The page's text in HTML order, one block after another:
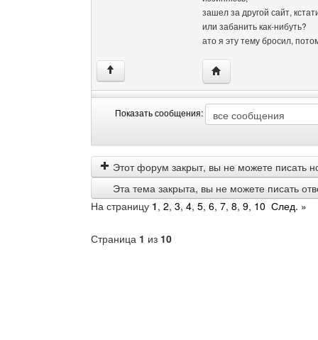
зашел за другой сайт,
или забанить как-нибуть?
ато я эту тему бросил,
↑ Посетить сайт
Показать сообщения:
сообщения
by
Этот форум закрыт, вы не можете писать
Эта тема закрыта, вы не можете писать
На страницу 1, 2, 3, 4, 5, 6, 7, 8, 9, 10 След. »
Страница 1 из 10